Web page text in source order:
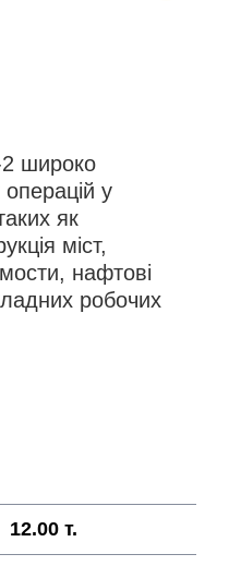
широко
у
як
міст,
нафтові
робочих
12.00 т.